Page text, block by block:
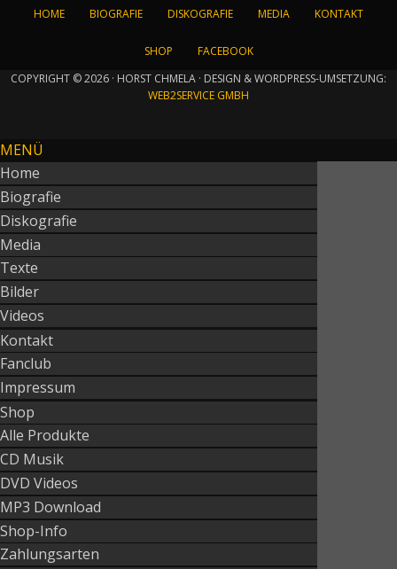
HOME BIOGRAFIE DISKOGRAFIE MEDIA KONTAKT
SHOP
FACEBOOK
COPYRIGHT © 2026 · HORST CHMELA · DESIGN & WORDPRESS-UMSETZUNG:
WEB2SERVICE GMBH
MENÜ
Home
Biografie
Diskografie
Media
Texte
Bilder
Videos
Kontakt
Fanclub
Impressum
Shop
Alle Produkte
CD Musik
DVD Videos
MP3 Download
Shop-Info
Zahlungsarten